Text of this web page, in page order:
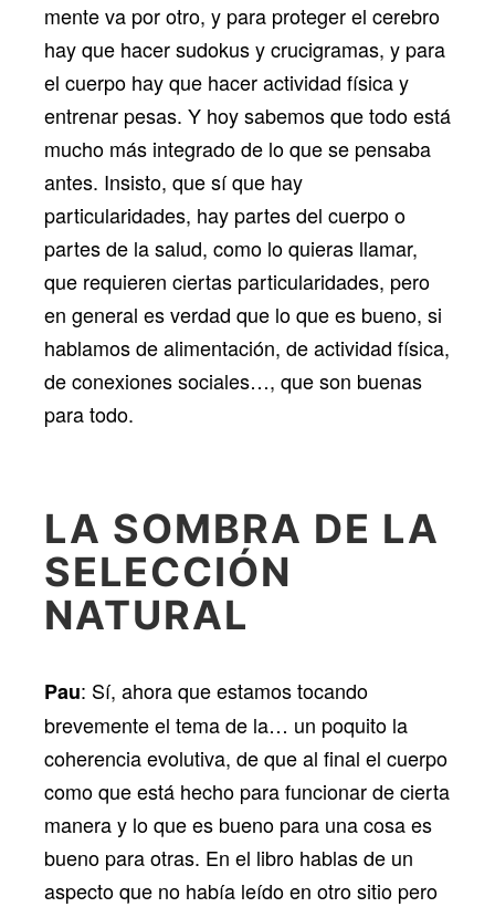
mente va por otro, y para proteger el cerebro
hay que hacer sudokus y crucigramas, y para
el cuerpo hay que hacer actividad física y
entrenar pesas. Y hoy sabemos que todo está
mucho más integrado de lo que se pensaba
antes. Insisto, que sí que hay
particularidades, hay partes del cuerpo o
partes de la salud, como lo quieras llamar,
que requieren ciertas particularidades, pero
en general es verdad que lo que es bueno, si
hablamos de alimentación, de actividad física,
de conexiones sociales…, que son buenas
para todo.
LA SOMBRA DE LA
SELECCIÓN
NATURAL
Pau: Sí, ahora que estamos tocando
brevemente el tema de la… un poquito la
coherencia evolutiva, de que al final el cuerpo
como que está hecho para funcionar de cierta
manera y lo que es bueno para una cosa es
bueno para otras. En el libro hablas de un
aspecto que no había leído en otro sitio pero